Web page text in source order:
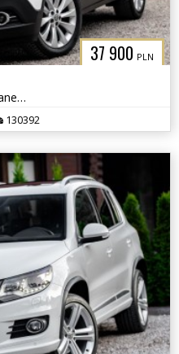
37 900 PLN
1.4T 140KM 4x4 Xenon LED Grzane fot Kierownica Kamera tempomat PDC
130392